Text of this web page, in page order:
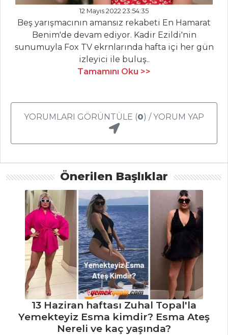
YEMEKLERI
Somonlu
Sotelenmiş
Hamsi Salamura
HAMUR İŞLERI
SOSİSLİ
ÇÖREKLER
ŞEKERLİ BÖREK
Kovboy
Kurabiyesi Karışımı
Hamur İşleri Tüm
Tarifleri
İÇECEKLER
12 Mayıs 2022 23:54:35
Beş yarışmacının amansız rekabeti En Hamarat
Benim'de devam ediyor. Kadir Ezildi'nin
sunumuyla Fox TV ekrnlarında hafta içi her gün
izleyici ile buluş..
Tamamını Oku >>
YORUMLARI GÖRÜNTÜLE (0
Önerilen Başlıklar
13 Haziran haftası Zuhal Topal'la
Yemekteyiz Esma kimdir? Esma Ateş
Nereli ve kaç yaşında?